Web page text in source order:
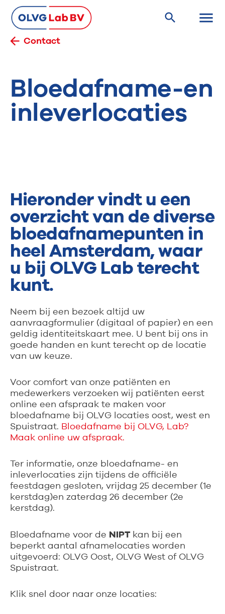
Contact
Bloedafname-en
inleverlocaties
Hieronder vindt u een
overzicht van de diverse
bloedafnamepunten in
heel Amsterdam, waar
u bij OLVG Lab terecht
kunt.
Neem bij een bezoek altijd uw
aanvraagformulier (digitaal of papier) en een
geldig identiteitskaart mee. U bent bij ons in
goede handen en kunt terecht op de locatie
van uw keuze.
Voor comfort van onze patiënten en
medewerkers verzoeken wij patiënten eerst
online een afspraak te maken voor
bloedafname bij OLVG locaties oost, west en
Spuistraat. Bloedafname bij OLVG, Lab?
Maak online uw afspraak.
Ter informatie, onze bloedafname- en
inleverlocaties zijn tijdens de officiële
feestdagen gesloten, vrijdag 25 december (1e
kerstdag)en zaterdag 26 december (2e
kerstdag).
Bloedafname voor de NIPTkan bij een
beperkt aantal afnamelocaties worden
uitgevoerd: OLVG Oost, OLVG West of OLVG
Spuistraat.
Klik snel door naar onze locaties: